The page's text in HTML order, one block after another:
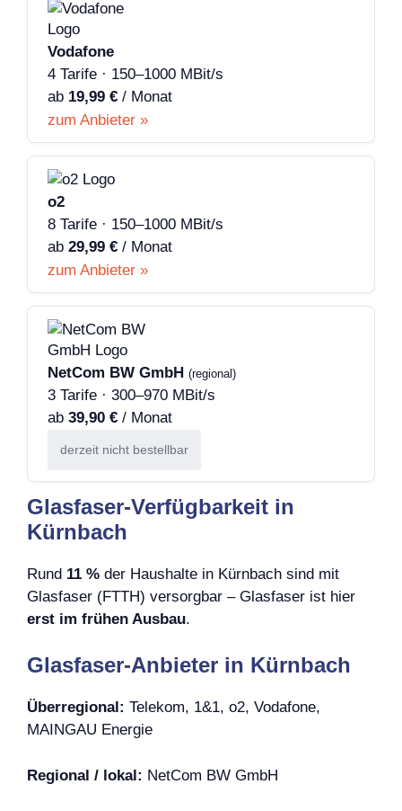
Vodafone
4 Tarife · 150–1000 MBit/s
ab 19,99 € / Monat
zum Anbieter »
o2
8 Tarife · 150–1000 MBit/s
ab 29,99 € / Monat
zum Anbieter »
NetCom BW GmbH (regional)
3 Tarife · 300–970 MBit/s
ab 39,90 € / Monat
derzeit nicht bestellbar
Glasfaser-Verfügbarkeit in
Kürnbach
Rund 11 % der Haushalte in Kürnbach sind mit
Glasfaser (FTTH) versorgbar – Glasfaser ist hier
erst im frühen Ausbau.
Glasfaser-Anbieter in Kürnbach
Überregional: Telekom, 1&1, o2, Vodafone,
MAINGAU Energie
Regional / lokal: NetCom BW GmbH